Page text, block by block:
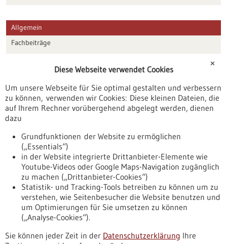
Allgemein
Fachbeiträge
Veranstaltungen
Erscheinungsdatum
Nach oben
✕
Diese Webseite verwendet Cookies
Um unsere Webseite für Sie optimal gestalten und verbessern
zu können, verwenden wir Cookies: Diese kleinen Dateien, die
auf Ihrem Rechner vorübergehend abgelegt werden, dienen
dazu
Grundfunktionen der Website zu ermöglichen
(„Essentials“)
in der Website integrierte Drittanbieter-Elemente wie
Youtube-Videos oder Google Maps-Navigation zugänglich
zu machen („Drittanbieter-Cookies“)
Statistik- und Tracking-Tools betreiben zu können um zu
verstehen, wie Seitenbesucher die Website benutzen und
um Optimierungen für Sie umsetzen zu können
(„Analyse-Cookies“).
Sie können jeder Zeit in der Datenschutzerklärung Ihre